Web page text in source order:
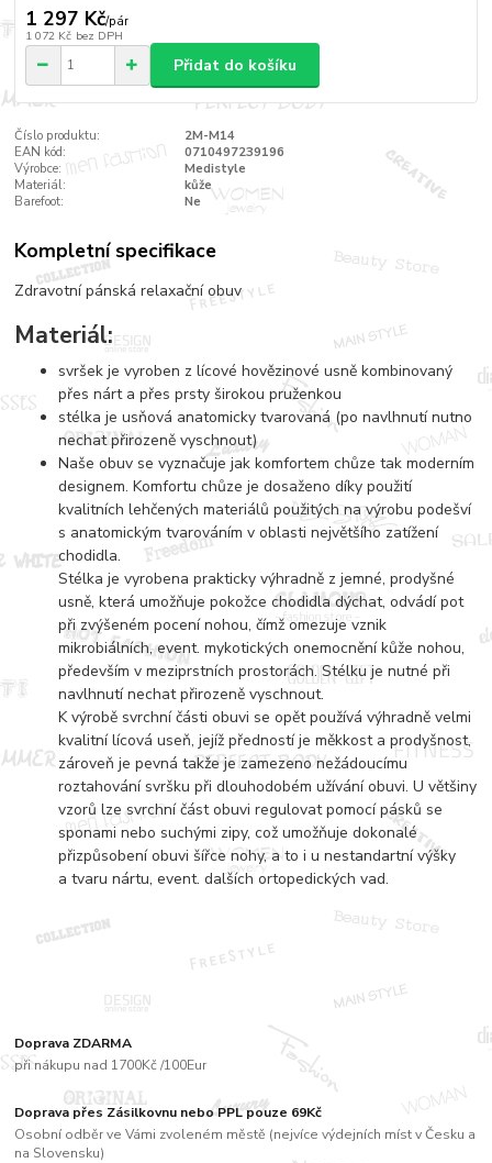
1 297 Kč/pár
1 072 Kč bez DPH
Přidat do košíku
Číslo produktu:
2M-M14
EAN kód:
0710497239196
Výrobce:
Medistyle
Materiál:
kůže
Barefoot:
Ne
Doprava ZDARMA
při nákupu nad 1700Kč /100Eur
Doprava přes Zásilkovnu nebo PPL pouze 69Kč
Osobní odběr ve Vámi zvoleném městě (nejvíce výdejních míst v Česku a
na Slovensku)
Kompletní specifikace
Zdravotní pánská relaxační obuv
Materiál:
svršek je vyroben z lícové hovězinové usně kombinovaný
přes nárt a přes prsty širokou pruženkou
stélka je usňová anatomicky tvarovaná (po navlhnutí nutno
nechat přirozeně vyschnout)
Naše obuv se vyznačuje jak komfortem chůze tak moderním
designem. Komfortu chůze je dosaženo díky použití
kvalitních lehčených materiálů použitých na výrobu podešví
s anatomickým tvarováním v oblasti největšího zatížení
chodidla.
Stélka je vyrobena prakticky výhradně z jemné, prodyšné
usně, která umožňuje pokožce chodidla dýchat, odvádí pot
při zvýšeném pocení nohou, čímž omezuje vznik
mikrobiálních, event. mykotických onemocnění kůže nohou,
především v meziprstních prostorách. Stélku je nutné při
navlhnutí nechat přirozeně vyschnout.
K výrobě svrchní části obuvi se opět používá výhradně velmi
kvalitní lícová useň, jejíž předností je měkkost a prodyšnost,
zároveň je pevná takže je zamezeno nežádoucímu
roztahování svršku při dlouhodobém užívání obuvi. U většiny
vzorů lze svrchní část obuvi regulovat pomocí pásků se
sponami nebo suchými zipy, což umožňuje dokonalé
přizpůsobení obuvi šířce nohy, a to i u nestandartní výšky
a tvaru nártu, event. dalších ortopedických vad.